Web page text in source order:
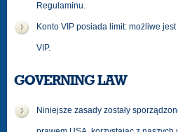
Regulaminu.
Konto VIP posiada limit: możliwe
VIP.
GOVERNING LAW
Niniejsze zasady zostały